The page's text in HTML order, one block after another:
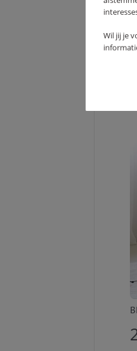
Wil jij je